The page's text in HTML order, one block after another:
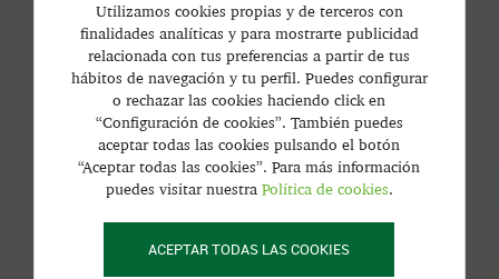
Utilizamos cookies propias y de terceros con
finalidades analíticas y para mostrarte publicidad
relacionada con tus preferencias a partir de tus
hábitos de navegación y tu perfil. Puedes configurar
o rechazar las cookies haciendo click en
“Configuración de cookies”. También puedes
aceptar todas las cookies pulsando el botón
“Aceptar todas las cookies”. Para más información
puedes visitar nuestra Política de cookies.
ACEPTAR TODAS LAS COOKIES